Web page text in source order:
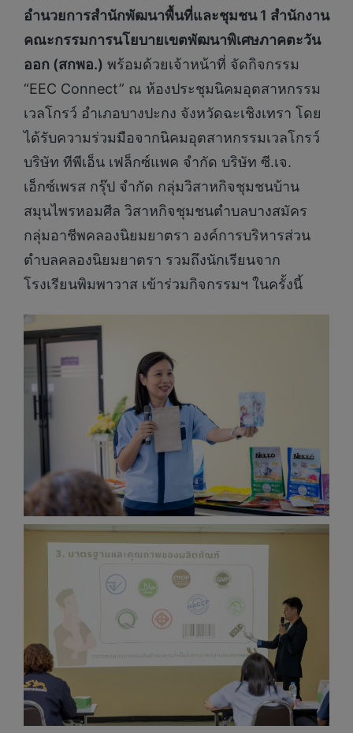
อำนวยการสำนักพัฒนาพื้นที่และชุมชน 1 สำนักงาน
คณะกรรมการนโยบายเขตพัฒนาพิเศษภาคตะวัน
ออก (สกพอ.) พร้อมด้วยเจ้าหน้าที่ จัดกิจกรรม
“EEC Connect” ณ ห้องประชุมนิคมอุตสาหกรรม
เวลโกรว์ อำเภอบางปะกง จังหวัดฉะเชิงเทรา โดย
ได้รับความร่วมมือจากนิคมอุตสาหกรรมเวลโกรว์
บริษัท ทีพีเอ็น เฟล็กซ์แพค จำกัด บริษัท ซี.เจ.
เอ็กซ์เพรส กรุ๊ป จำกัด กลุ่มวิสาหกิจชุมชนบ้าน
สมุนไพรหอมศีล วิสาหกิจชุมชนตำบลบางสมัคร
กลุ่มอาชีพคลองนิยมยาตรา องค์การบริหารส่วน
ตำบลคลองนิยมยาตรา รวมถึงนักเรียนจาก
โรงเรียนพิมพาวาส เข้าร่วมกิจกรรมฯ ในครั้งนี้